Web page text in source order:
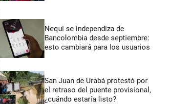
Nequi se independiza de
Bancolombia desde septiembre:
esto cambiará para los usuarios
San Juan de Urabá protestó por
el retraso del puente provisional,
¿cuándo estaría listo?